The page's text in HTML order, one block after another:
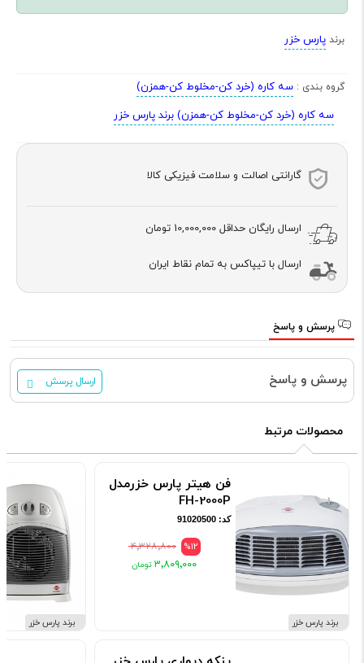
برند پارس خزر
گروه بندی : سه کاره (خرد كن-مخلوط كن-همزن)
سه کاره (خرد كن-مخلوط كن-همزن) برند پارس خزر
گارانتی اصالت و سلامت فیزیکی کالا
ارسال رایگان حداقل 10,000,000 تومان
ارسال با تیپاکس به تمام نقاط ایران
پرسش و پاسخ
پرسش و پاسخ ارسال پرسش
محصولات مرتبط
برند پارس خزر
فن هیتر پارس خزرمدل
FH-2000P
کد: 91020500
%12 ۴٬۳۲۸٬۸۰۰
۳٬۸۰۹٬۰۰۰
برند پارس خزر